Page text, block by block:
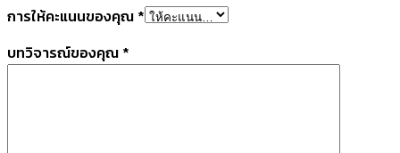
การให้คะแนนของคุณ *
บทวิจารณ์ของคุณ *